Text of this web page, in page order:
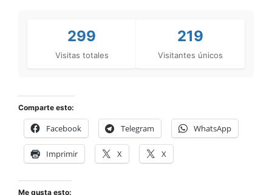
299
Visitas totales
219
Visitantes únicos
Comparte esto:
Facebook Telegram WhatsApp
Imprimir X X
Me gusta esto: